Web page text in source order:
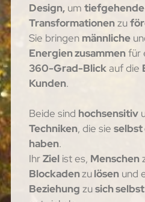
Design,um
Transformationenzu
Sie bringen männliche
Energien zusammenfür
360-Grad-Blickauf die
Kunden.
Beide sind hochsensitiv
Techniken, die sie
haben.
IhrZielist es, Menschen
Blockadenzulösenund
Beziehung zusich selbst